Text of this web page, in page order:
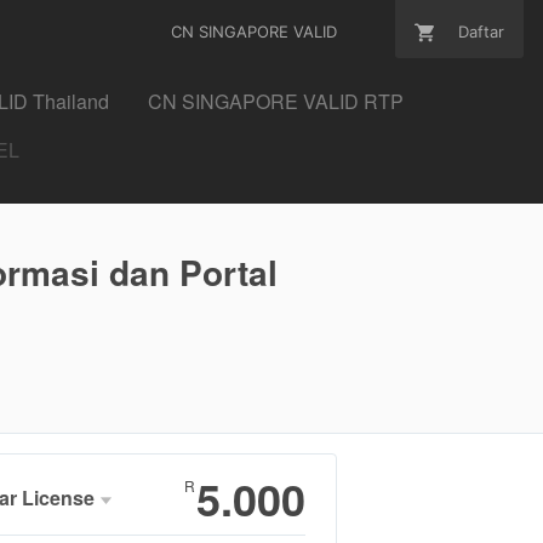
CN SINGAPORE VALID Daftar
Thailand CN SINGAPORE VALID RTP
dan Portal
License R5.000